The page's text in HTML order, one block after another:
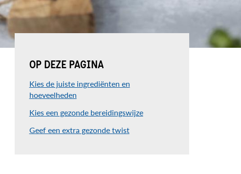
OP DEZE PAGINA
Kies de juiste ingrediënten en
hoeveelheden
Kies een gezonde bereidingswijze
Geef een extra gezonde twist